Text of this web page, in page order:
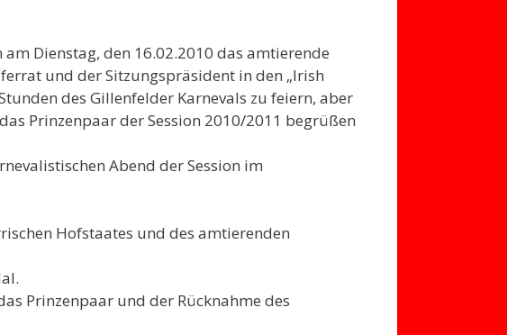
Dienstag, den 16.02.2010 das amtierende
und der Sitzungspräsident in den „Irish
des Gillenfelder Karnevals zu feiern, aber
Prinzenpaar der Session 2010/2011 begrüßen
Abend der Session im
Hofstaates und des amtierenden
Prinzenpaar und der Rücknahme des